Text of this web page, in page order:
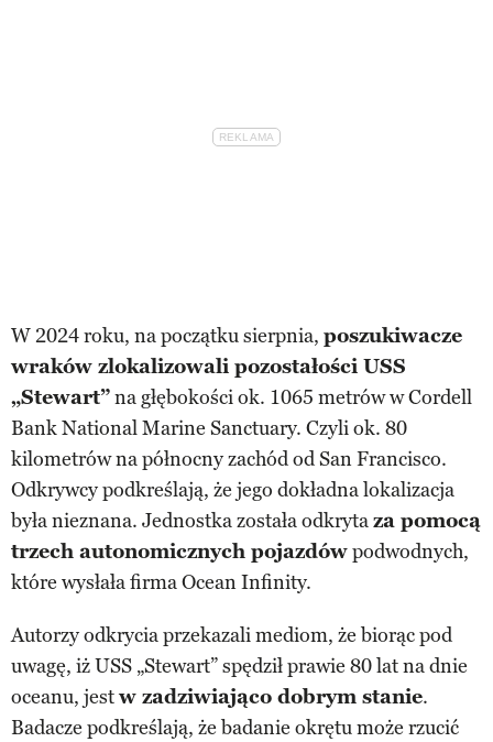
W 2024 roku, na początku sierpnia, poszukiwacze
wraków zlokalizowali pozostałości USS
„Stewart”na głębokości ok. 1065 metrów w Cordell
Bank National Marine Sanctuary. Czyli ok. 80
kilometrów na północny zachód od San Francisco.
Odkrywcy podkreślają, że jego dokładna lokalizacja
była nieznana. Jednostka została odkrytaza pomocą
trzech autonomicznych pojazdówpodwodnych,
które wysłała firma Ocean Infinity.
Autorzy odkrycia przekazali mediom, że biorąc pod
uwagę, iż USS „Stewart” spędził prawie 80 lat na dnie
oceanu, jestw zadziwiająco dobrym stanie.
Badacze podkreślają, że badanie okrętu może rzucić